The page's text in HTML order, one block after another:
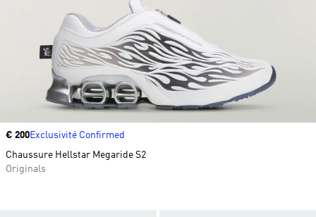
Prix
€ 200Exclusivité Confirmed
Chaussure Hellstar Megaride S2
Originals